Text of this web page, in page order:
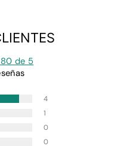
de 5
4
1
0
0